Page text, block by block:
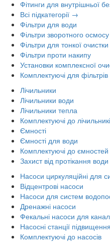
Фітинги для внутрішньої
Всі підкатегорії →
Фільтри для води
Фільтри зворотного осмосу
Фільтри для тонкої
Фільтри проти накипу
Установки комплексної
Комплектуючі для
Лічильники
Лічильники води
Лічильники тепла
Комплектуючі до
Ємності
Ємності для води
Комплектуючі до ємностей
Захист від протікання
Насоси циркуляційні для
Відцентрові насоси
Насоси для систем
Дренажні насоси
Фекальні насоси для
Насосні станції
Комплектуючі до насосів